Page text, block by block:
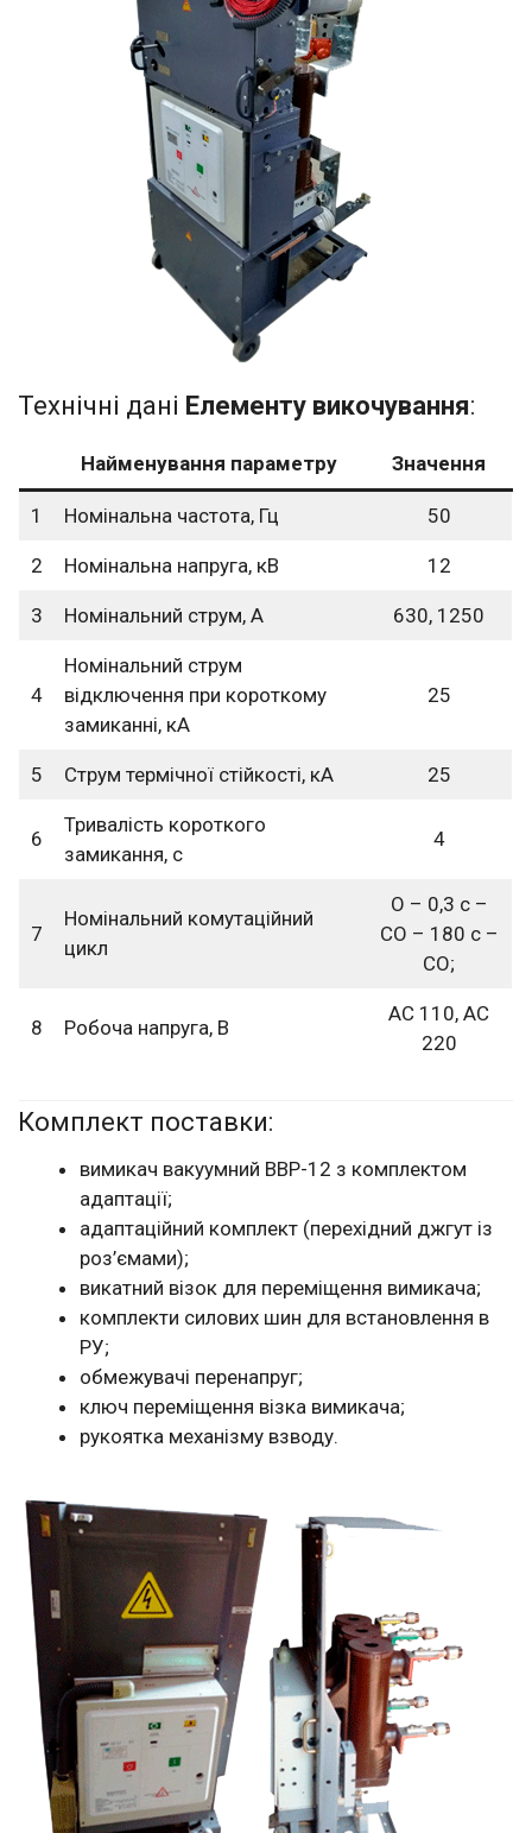
Технічні дані Елементу викочування:
Найменування параметру Значення
1 Номінальна частота, Гц 50
2 Номінальна напруга, кВ 12
3 Номінальний струм, А 630, 1250
4
Номінальний струм
відключення при короткому
замиканні, кА
25
5 Струм термічної стійкості, кА 25
6
Тривалість короткого
замикання, с
4
7
Номінальний комутаційний
цикл
О – 0,3 с –
СО – 180 с –
СО;
8 Робоча напруга, В
АС 110, АC
220
Комплект поставки:
вимикач вакуумний ВВР-12 з комплектом
адаптації;
адаптаційний комплект (перехідний джгут із
роз’ємами);
викатний візок для переміщення вимикача;
комплекти силових шин для встановлення в
РУ;
обмежувачі перенапруг;
ключ переміщення візка вимикача;
рукоятка механізму взводу.